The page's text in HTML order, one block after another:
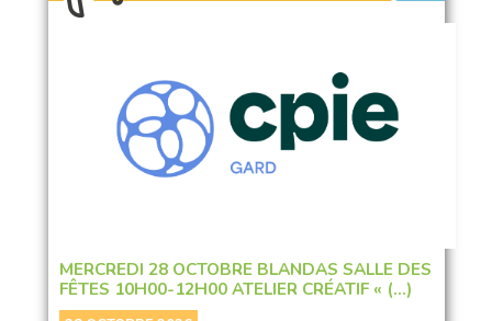
MERCREDI 28 OCTOBRE BLANDAS SALLE DES
FÊTES 10H00-12H00 ATELIER CRÉATIF « (…)